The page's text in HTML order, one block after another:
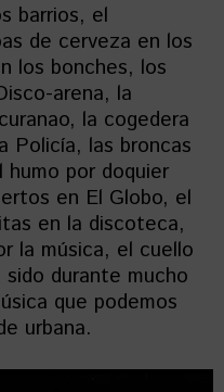
barrios, el
de cerveza en los
los bonches, los
arena, la
la cogedera
Policía, las broncas
por doquier
en El Globo, el
en la discoteca,
la música, el cuello
durante mucho
que podemos
urbana.